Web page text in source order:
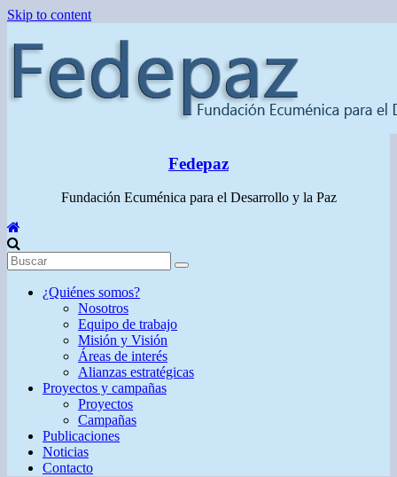
Skip to content
Fedepaz
Fundación Ecuménica para el Desarrollo y la Paz
¿Quiénes somos?
Nosotros
Equipo de trabajo
Misión y Visión
Áreas de interés
Alianzas estratégicas
Proyectos y campañas
Proyectos
Campañas
Publicaciones
Noticias
Contacto